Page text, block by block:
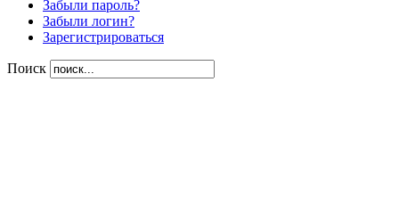
Забыли пароль?
Забыли логин?
Зарегистрироваться
Поиск